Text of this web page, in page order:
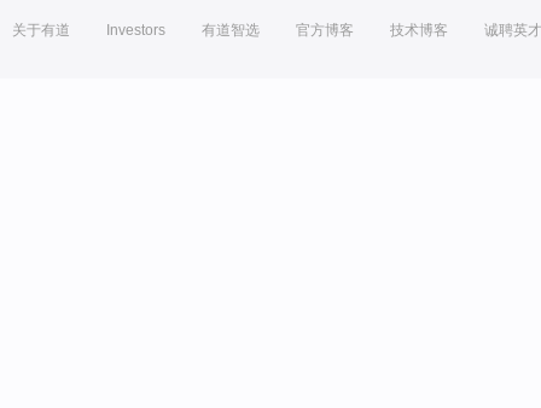
关于有道 Investors 有道智选 官方博客 技术博客 诚聘英才